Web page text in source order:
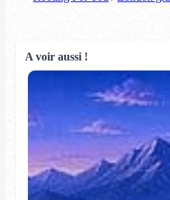
A voir aussi !